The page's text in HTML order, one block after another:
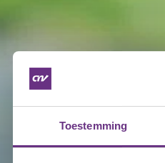
Toestemming